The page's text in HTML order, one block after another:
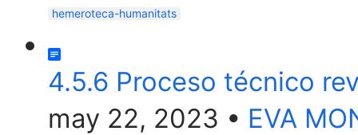
hemeroteca-humanitats
4.5.6 Proceso técnico
may 22, 2023 • EVA